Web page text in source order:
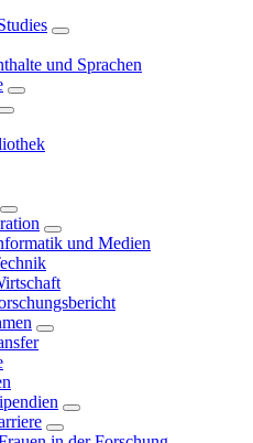
und Sprachen
und Medien